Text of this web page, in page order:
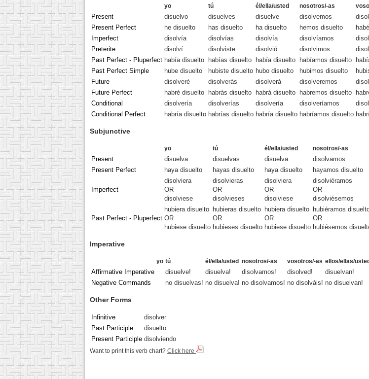
yo tú él/ella/usted nosotros/-as
Present disuelvo disuelves disuelve disolvemos
Present Perfect
he disuelto has disuelto ha disuelto hemos disuelto
Imperfect
disolvía disolvías disolvía disolvíamos
Preterite
disolví disolviste disolvió disolvimos
Past Perfect - Pluperfect había disuelto habías disuelto había disuelto habíamos disuelto
Past Perfect Simple
hube disuelto hubiste disuelto hubo disuelto hubimos disuelto
Future
disolveré disolverás disolverá disolveremos
Future Perfect
habré disuelto habrás disuelto habrá disuelto habremos disuelto
Conditional
disolvería disolverías disolvería disolveríamos
Conditional Perfect
habría disuelto habrías disuelto habría disuelto habríamos disuelto
Subjunctive
yo tú él/ella/usted nosotros/-as
Present disuelva disuelvas disuelva disolvamos
Present Perfect
haya disuelto hayas disuelto haya disuelto hayamos disuelto
Imperfect
disolviera
OR
disolviese
disolvieras
OR
disolvieses
disolviera
OR
disolviese
disolviéramos
OR
disolviésemos
Past Perfect - Pluperfect
hubiera disuelto
OR
hubiese disuelto
hubieras disuelto
OR
hubieses disuelto
hubiera disuelto
OR
hubiese disuelto
hubiéramos
OR
hubiésemos
Imperative
yo tú él/ella/usted nosotros/-as vosotros/-as ellos/ellas/
Affirmative Imperative disuelve! disuelva! disolvamos! disolved!
disuelvan!
Negative Commands
no disuelvas! no disuelva! no disolvamos! no disolváis! no disuelvan!
Other Forms
Infinitive
disolver
Past Participle
disuelto
Present Participle disolviendo
Want to print this verb chart? Click here